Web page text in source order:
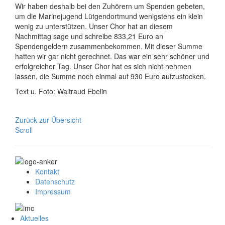
Wir haben deshalb bei den Zuhörern um Spenden gebeten,
um die Marinejugend Lütgendortmund wenigstens ein klein
wenig zu unterstützen. Unser Chor hat an diesem
Nachmittag sage und schreibe 833,21 Euro an
Spendengeldern zusammenbekommen. Mit dieser Summe
hatten wir gar nicht gerechnet. Das war ein sehr schöner und
erfolgreicher Tag. Unser Chor hat es sich nicht nehmen
lassen, die Summe noch einmal auf 930 Euro aufzustocken.
Text u. Foto: Waltraud Ebelin
Zurück zur Übersicht
Scroll
Kontakt
Datenschutz
Impressum
Aktuelles